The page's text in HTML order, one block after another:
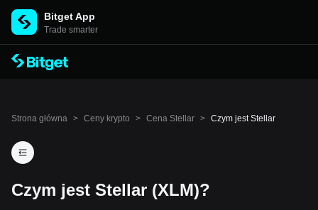
Bitget App
Trade smarter
Strona główna > Ceny krypto > Cena Stellar > Czym jest Stellar
Czym jest Stellar (XLM)?